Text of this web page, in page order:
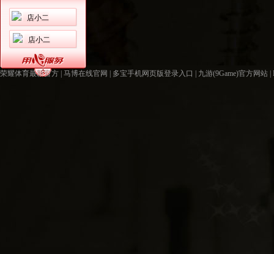
店小二
店小二
荣耀体育最新官方 马博在线官网 多宝手机网页版登录入口 九游(9Game)官方网站